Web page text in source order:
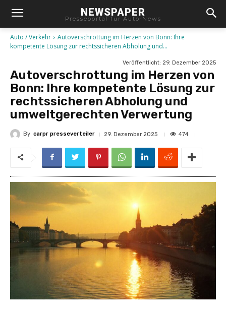
NEWSPAPER
Presseportal für Auto-News
Auto / Verkehr
Autoverschrottung im Herzen von Bonn: Ihre
kompetente Lösung zur rechtssicheren Abholung und...
Veröffentlicht: 29. Dezember 2025
Autoverschrottung im Herzen von
Bonn: Ihre kompetente Lösung zur
rechtssicheren Abholung und
umweltgerechten Verwertung
By carpr presseverteiler 29. Dezember 2025 474